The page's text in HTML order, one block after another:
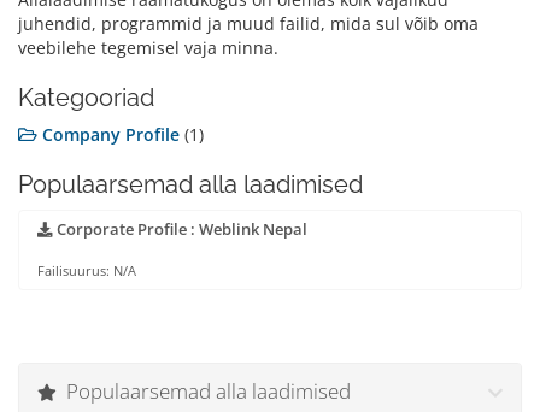
juhendid, programmid ja muud failid, mida sul võib oma
veebilehe tegemisel vaja minna.
Kategooriad
Company Profile (1)
Populaarsemad alla laadimised
Corporate Profile : Weblink Nepal
Failisuurus: N/A
Populaarsemad alla laadimised